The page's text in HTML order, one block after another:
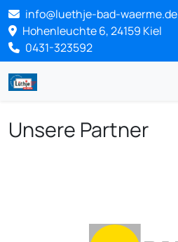
info@luethje-bad-waerme.de
Hohenleuchte 6, 24159 Kiel
0431-323592
Unsere Partner